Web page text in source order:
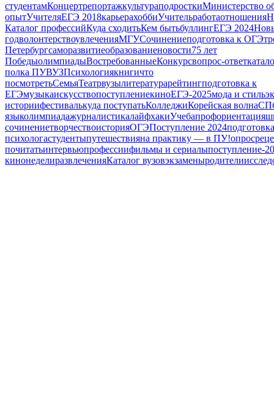
студентамКонцертрепортажкультураподросткиМинистерство
опытУчителяЕГЭ 2018карьерахоббиУчительработаотношения
Каталог профессийКуда сходитьКем бытьбуллингЕГЭ 2024
годволонтерствоувлеченияМГУСочинениеподготовка к ОГЭ
Петербургсаморазвитиеобразованиеновости75 лет
ПобедыолимпиадыВостребованныеКонкурсвопрос-ответ
полка ПУВУЗПсихологиякнигичто
посмотретьСемьяТеатрвузылитературарейтингподготовка к
ЕГЭмузыкаискусствопоступлениекиноЕГЭ-2025мода и стиль
историифестивалькуда поступатьКолледжиКорейская волна
языколимпиадажурналистикалайфхакиУчебапрофориентация
сочинениетворчествоисторияОГЭПоступление 2024
психологастудентыпутешествияна практику — в ПУ!опрос
почитатьинтервьюпрофессиифильмы и сериалыпоступление-
кинонеделиразвлеченияКаталог вузовэкзаменыродители